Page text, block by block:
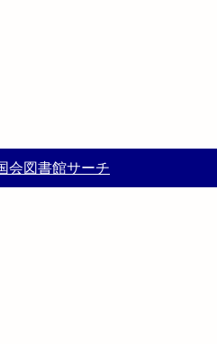
会図書館サーチ